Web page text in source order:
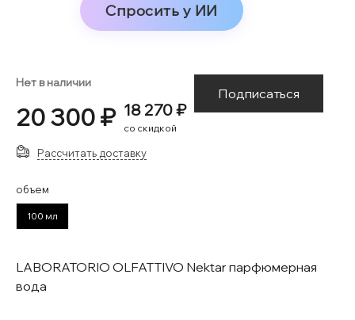
Спросить у ИИ
Нет в наличии
20 300 ₽ 18 270 ₽
со скидкой
Подписаться
Рассчитать доставку
объем
100 мл
LABORATORIO OLFATTIVO Nektar парфюмерная
вода